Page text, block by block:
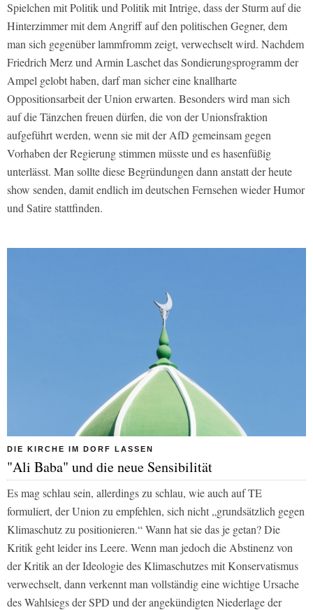
Spielchen mit Politik und Politik mit Intrige, dass der Sturm auf die
Hinterzimmer mit dem Angriff auf den politischen Gegner, dem
man sich gegenüber lammfromm zeigt, verwechselt wird. Nachdem
Friedrich Merz und Armin Laschet das Sondierungsprogramm der
Ampel gelobt haben, darf man sicher eine knallharte
Oppositionsarbeit der Union erwarten. Besonders wird man sich
auf die Tänzchen freuen dürfen, die von der Unionsfraktion
aufgeführt werden, wenn sie mit der AfD gemeinsam gegen
Vorhaben der Regierung stimmen müsste und es hasenfüßig
unterlässt. Man sollte diese Begründungen dann anstatt der heute
show senden, damit endlich im deutschen Fernsehen wieder Humor
und Satire stattfinden.
DIE KIRCHE IM DORF LASSEN
"Ali Baba" und die neue Sensibilität
Es mag schlau sein, allerdings zu schlau, wie auch aufTE
formuliert, der Union zu empfehlen, sich nicht „grundsätzlich gegen
Klimaschutz zu positionieren.“ Wann hat sie das je getan? Die
Kritik geht leider ins Leere. Wenn man jedoch die Abstinenz von
der Kritik an der Ideologie des Klimaschutzes mit Konservatismus
verwechselt, dann verkennt man vollständig eine wichtige Ursache
des Wahlsiegs der SPD und der angekündigten Niederlage der